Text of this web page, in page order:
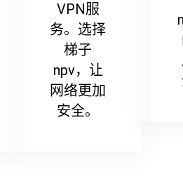
VPN服
务。选择
梯子
npv，让
网络更加
安全。